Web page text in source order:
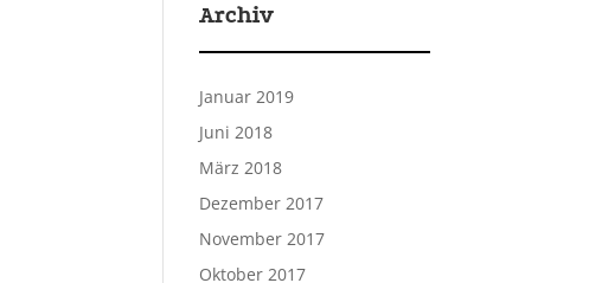
Archiv
Januar 2019
Juni 2018
März 2018
Dezember 2017
November 2017
Oktober 2017